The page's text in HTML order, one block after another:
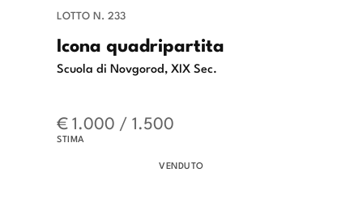
LOTTO N. 233
Icona quadripartita
Scuola di Novgorod, XIX Sec.
€ 1.000 / 1.500
STIMA
VENDUTO